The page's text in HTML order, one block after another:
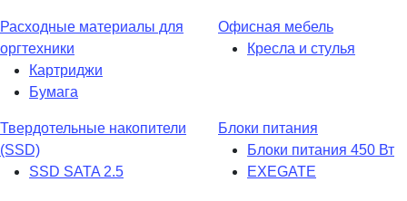
Расходные материалы для
оргтехники
Картриджи
Бумага
Офисная мебель
Кресла и стулья
Твердотельные накопители
(SSD)
SSD SATA 2.5
Блоки питания
Блоки питания 450 Вт
EXEGATE